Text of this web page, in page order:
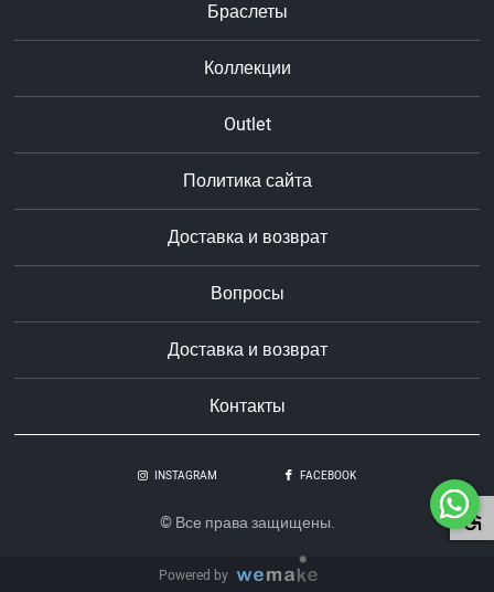
Браслеты
Коллекции
Outlet
Политика сайта
Доставка и возврат
Вопросы
Доставка и возврат
Контакты
© Все права защищены.
INSTAGRAM FACEBOOK
Powered by